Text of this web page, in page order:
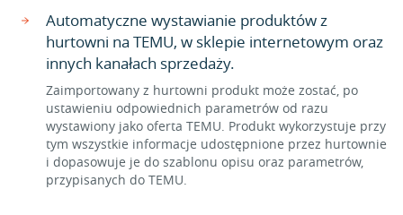
Automatyczne wystawianie produktów z
hurtowni na TEMU, w sklepie internetowym oraz
innych kanałach sprzedaży.
Zaimportowany z hurtowni produkt może zostać, po
ustawieniu odpowiednich parametrów od razu
wystawiony jako oferta TEMU. Produkt wykorzystuje przy
tym wszystkie informacje udostępnione przez hurtownie
i dopasowuje je do szablonu opisu oraz parametrów,
przypisanych do TEMU.